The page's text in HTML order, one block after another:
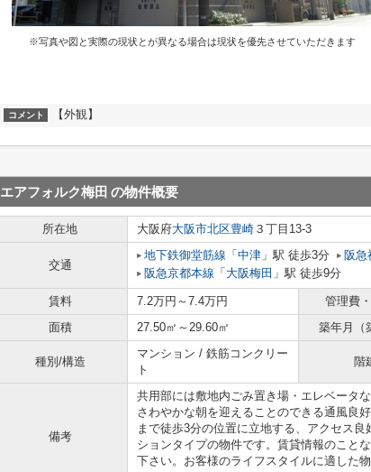
※写真や図と実際の現状とが異なる場合は現状を優先させていただきます
コメント 【外観】
エアフォルク梅田 の物件概要
所在地 大阪府大阪市北区豊崎 ３丁目13-3
交通
地下鉄御堂筋線 「 中津 」駅 徒歩3分 阪急
阪急京都本線 「 大阪梅田 」駅 徒歩9分
賃料 7.2万円～7.4万円 管理費
面積
27.50㎡～29.60㎡ 築年月（
種別/構造
マンション / 鉄筋コンクリー
ト
階
備考
共用部には敷地内ごみ置き場・エレベータ
さわやかな朝を迎えることのできる通風良
まで徒歩3分の位置に立地する、アクセス
ションタイプの物件です。賃貸情報のこと
下さい。お客様のライフスタイルに適した